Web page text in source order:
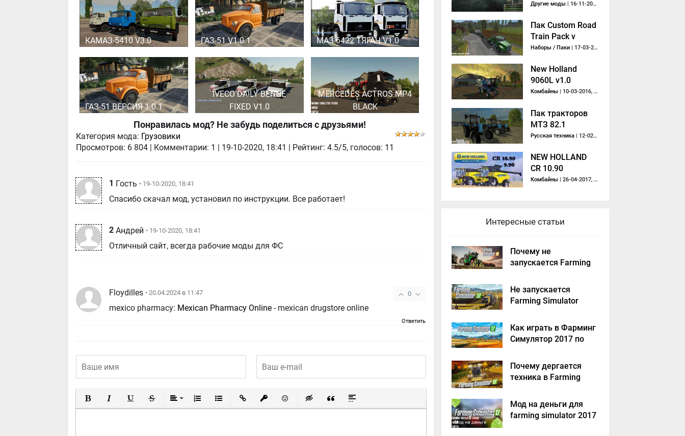
КАМАЗ-5410 V3.0 ГАЗ-51 V1.0.1 МАЗ-6422 ТЯГАЧ V1.0
ГАЗ-51 ВЕРСИЯ 1.0.1
IVECO DAILY BENNE
FIXED V1.0
MERCEDES ACTROS MP4
BLACK
Понравилась мод? Не забудь поделиться с друзьями!
Категория мода: Грузовики
Просмотров: 6 804 Комментарии: 1 19-10-2020, 18:41 | Рейтинг: 4.5/5, голосов: 11
1 Гость • 19-10-2020, 18:41
Спасибо скачал мод, установил по инструкции. Все работает!
2 Андрей • 19-10-2020, 18:41
Отличный сайт, всегда рабочие моды для ФС
0
Floydilles • 20.04.2024 в 11:47
mexico pharmacy: Mexican Pharmacy Online - mexican drugstore online
Ответить
Полужирный
КурсивПодчеркнутый
ЗачеркнутыйВыравнивание
Нумерованный список
Маркированный список
Вставить ссылку
Вставить защищенную ссылку
Вставить смайлик
Вставка скрытого текста
Вставка цитаты
Вставка спойлера
Другие моды | 16-11-2013, 20:53
Пак Custom Road
Train Pack v
1.0.0.1 RUS
Наборы / Паки | 17-03-2018, 00:05
New Holland
9060L v1.0
Комбайны | 10-03-2016, 16:11
Пак тракторов
МТЗ 82.1
Русская техника | 12-02-2018, 21:57
NEW HOLLAND
CR 10.90
Комбайны | 26-04-2017, 18:35
Интересные статьи
Почему не
запускается Farming
решение
Не запускается
Farming Simulator
Как играть в Фарминг
Симулятор 2017 по
Почему дергается
техника в Farming
Мод на деньги для
farming simulator 2017